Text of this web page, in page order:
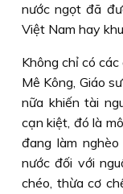
nước ngọt đã
Việt Nam hay
Không chỉ có
Mê Kông, Giáo
nữa khiến tài
cạn kiệt, đó là
đang làm
nước đối với
chéo, thừa cơ